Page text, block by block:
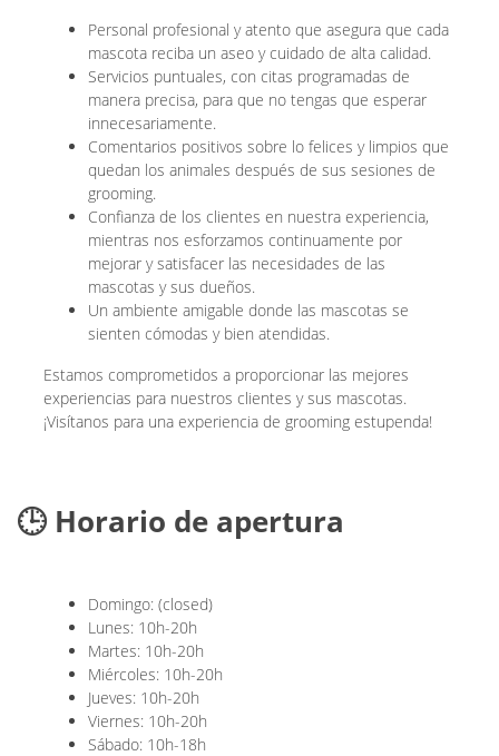
Personal profesional y atento que asegura que cada
mascota reciba un aseo y cuidado de alta calidad.
Servicios puntuales, con citas programadas de
manera precisa, para que no tengas que esperar
innecesariamente.
Comentarios positivos sobre lo felices y limpios que
quedan los animales después de sus sesiones de
grooming.
Confianza de los clientes en nuestra experiencia,
mientras nos esforzamos continuamente por
mejorar y satisfacer las necesidades de las
mascotas y sus dueños.
Un ambiente amigable donde las mascotas se
sienten cómodas y bien atendidas.
Estamos comprometidos a proporcionar las mejores
experiencias para nuestros clientes y sus mascotas.
¡Visítanos para una experiencia de grooming estupenda!
🕒 Horario de apertura
Domingo: (closed)
Lunes: 10h-20h
Martes: 10h-20h
Miércoles: 10h-20h
Jueves: 10h-20h
Viernes: 10h-20h
Sábado: 10h-18h